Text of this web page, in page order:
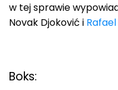
w tej sprawie
Novak Djoković i
Boks: